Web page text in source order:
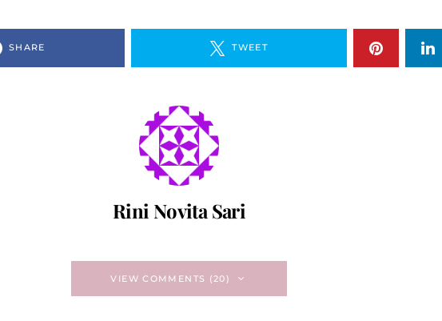
SHARE TWEET
Rini Novita Sari
VIEW COMMENTS (20)